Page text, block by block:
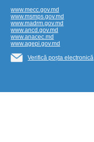
www.mecc.gov.md
www.msmps.gov.md
www.madrm.gov.md
www.ancd.gov.md
www.anacec.md
www.agepi.gov.md
Verifică poșta electronică